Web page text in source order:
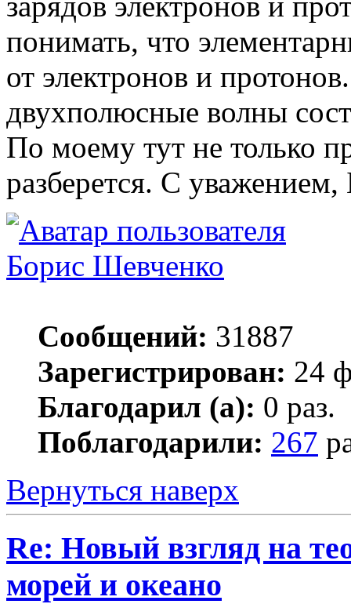
понимать, что
от электронов и
двухполюсные волны
По моему тут не только
разберется. С уважением,
Борис Шевченко
Сообщений: 31887
Зарегистрирован: 24
Благодарил (а): 0 раз.
Поблагодарили: 267
Вернуться наверх
Re: Новый взгляд на
морей и океано